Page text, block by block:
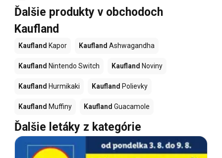
Ďalšie produkty v obchodoch
Kaufland
Kaufland Kapor Kaufland Ashwagandha
Kaufland Nintendo Switch Kaufland Noviny
Kaufland Hurmikaki Kaufland Polievky
Kaufland Muffiny Kaufland Guacamole
Ďalšie letáky z kategórie